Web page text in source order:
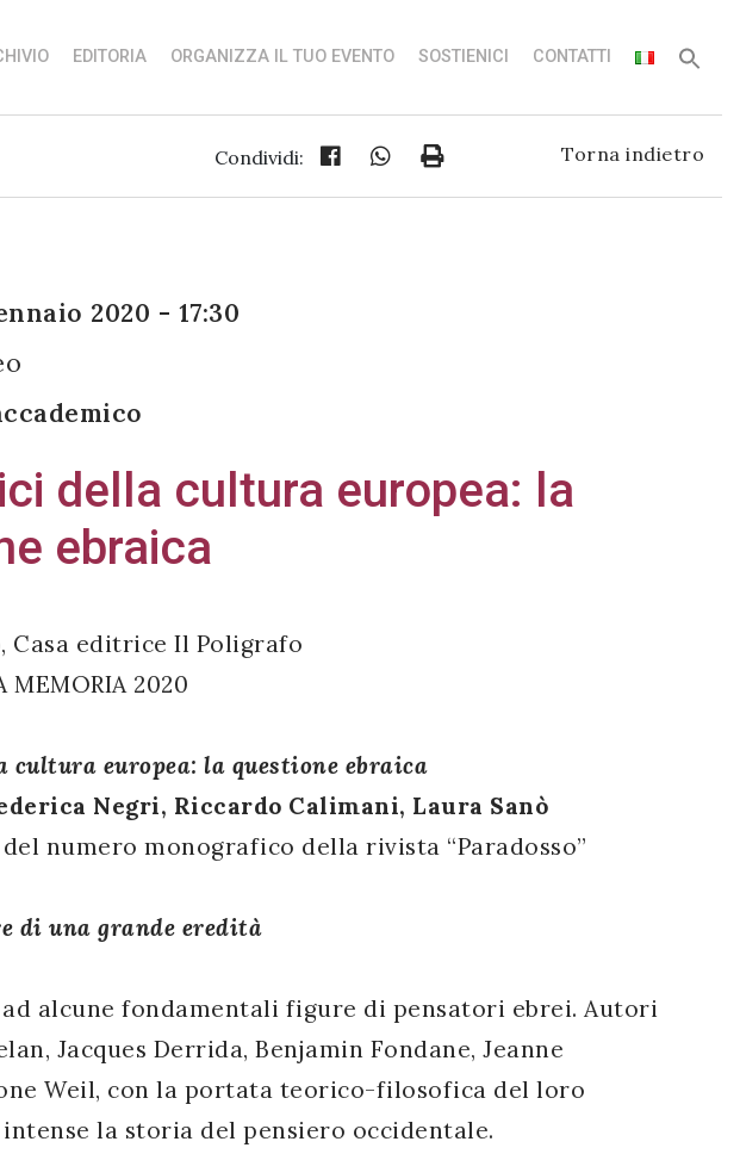
EDITORIA ORGANIZZA IL TUO EVENTO SOSTIENICI CONTATTI
Condividi: Torna indietro
2020 - 17:30
della cultura europea: la
ebraica
Casa editrice Il Poligrafo
MEMORIA 2020
cultura europea: la questione ebraica
Negri, Riccardo Calimani, Laura Sanò
numero monografico della rivista “Paradosso”
di una grande eredità
alcune fondamentali figure di pensatori ebrei. Autori
Jacques Derrida, Benjamin Fondane, Jeanne
Weil, con la portata teorico-filosofica del loro
la storia del pensiero occidentale.